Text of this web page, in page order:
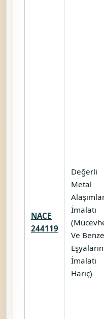
NACE
244119
Değerli
Metal
İmalatı
Ve
Eşyaların
İmalatı
Hariç)